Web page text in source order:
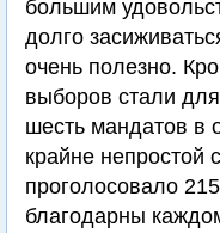
большим
долго
очень полезно.
выборов стали
шесть мандатов в
крайне непростой
проголосовало
благодарны